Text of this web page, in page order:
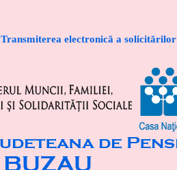
Transmiterea electronică a solicitărilor